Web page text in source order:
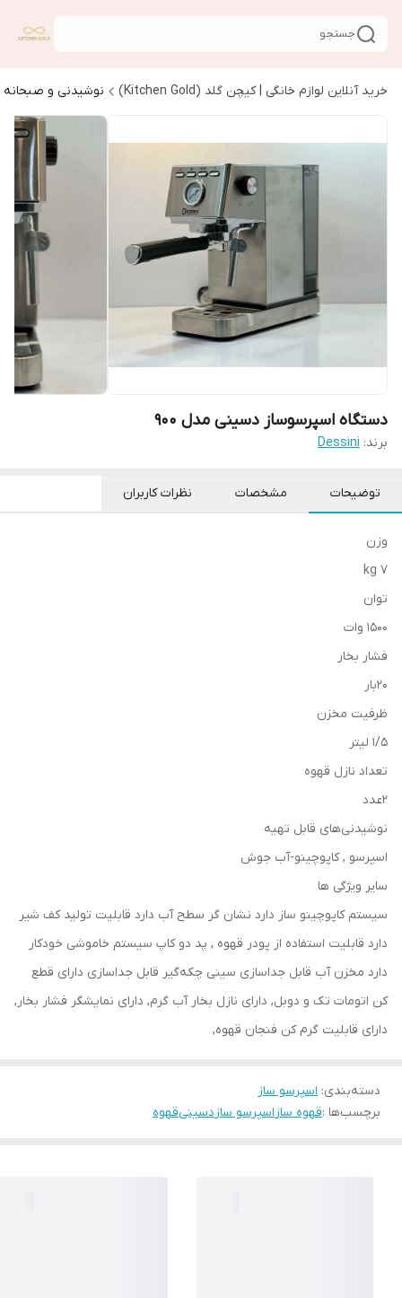
جستجو
خرید آنلاین لوازم خانگی | کیچن گلد (Kitchen Gold) نوشیدنی و صبحانه
دستگاه اسپرسوساز دسینی مدل 900
برند: Dessini
توضیحات مشخصات نظرات کاربران
وزن
7 kg
توان
1500 وات
فشار بخار
20بار
ظرفیت مخزن
1/5 لیتر
تعداد نازل قهوه
2عدد
نوشیدنی‌های قابل تهیه
اسپرسو , کاپوچینو-آب جوش
سایر ویژگی ها
سیستم کاپوچینو ساز دارد نشان گر سطح آب دارد قابلیت تولید کف شیر
دارد قابلیت استفاده از پودر قهوه , پد دو كاپ سیستم خاموشی خودکار
دارد مخزن آب قابل جداسازی سینی چکه‌گیر قابل جداسازی دارای قطع
کن اتومات تک و دوبل, دارای نازل بخار آب گرم, دارای نمایشگر فشار بخار,
دارای قابلیت گرم کن فنجان قهوه,
دسته‌بندی: اسپرسو ساز
برچسب‌ها :قهوه سازاسپرسو سازدسینیقهوه